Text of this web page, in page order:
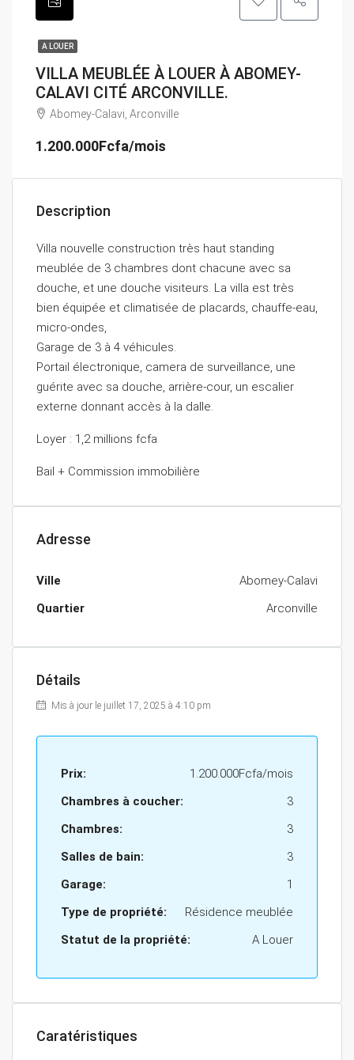
A LOUER
VILLA MEUBLÉE À LOUER À ABOMEY-
CALAVI CITÉ ARCONVILLE.
Abomey-Calavi, Arconville
1.200.000Fcfa/mois
Description
Villa nouvelle construction très haut standing
meublée de 3 chambres dont chacune avec sa
douche, et une douche visiteurs. La villa est très
bien équipée et climatisée de placards, chauffe-eau,
micro-ondes,
Garage de 3 à 4 véhicules.
Portail électronique, camera de surveillance, une
guérite avec sa douche, arrière-cour, un escalier
externe donnant accès à la dalle.
Loyer : 1,2 millions fcfa
Bail + Commission immobilière
Adresse
Ville
Abomey-Calavi
Quartier
Arconville
Détails
Mis à jour le juillet 17, 2025 à 4:10 pm
Prix:
1.200.000Fcfa/mois
Chambres à coucher:
3
Chambres:
3
Salles de bain:
3
Garage:
1
Type de propriété:
Résidence meublée
Statut de la propriété:
A Louer
Caratéristiques